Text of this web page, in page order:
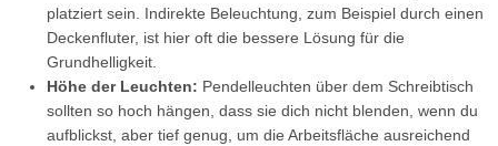
platziert sein. Indirekte Beleuchtung, zum Beispiel durch einen
Deckenfluter, ist hier oft die bessere Lösung für die
Grundhelligkeit.
Höhe der Leuchten: Pendelleuchten über dem Schreibtisch
sollten so hoch hängen, dass sie dich nicht blenden, wenn du
aufblickst, aber tief genug, um die Arbeitsfläche ausreichend